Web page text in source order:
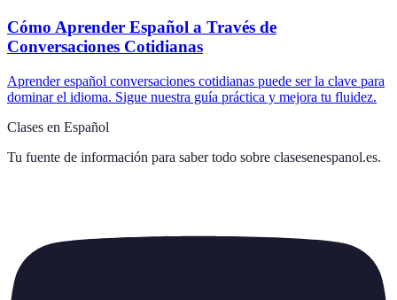
Cómo Aprender Español a Través de
Conversaciones Cotidianas
Aprender español conversaciones cotidianas puede ser la clave para
dominar el idioma. Sigue nuestra guía práctica y mejora tu fluidez.
Clases en Español
Tu fuente de información para saber todo sobre clasesenespanol.es.